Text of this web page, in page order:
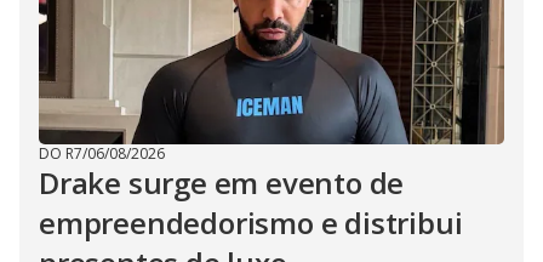
DO R7/06/08/2026
Drake surge em evento de
empreendedorismo e distribui